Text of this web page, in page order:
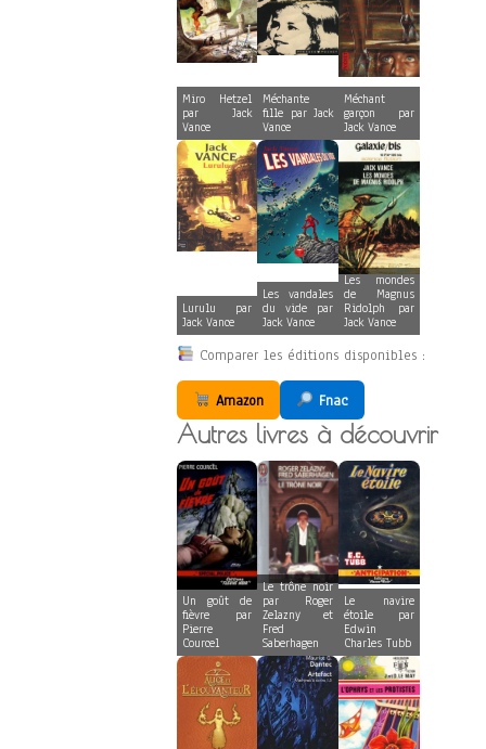
Miro Hetzel
par Jack
Vance
Méchante
fille par Jack
Vance
Méchant
garçon par
Jack Vance
Lurulu par
Jack Vance
Les vandales
du vide par
Jack Vance
Les mondes
de Magnus
Ridolph par
Jack Vance
Comparer les éditions disponibles :
Amazon Fnac
Autres livres à découvrir
Un goût de
fièvre par
Pierre
Courcel
Le trône noir
par Roger
Zelazny et
Fred
Saberhagen
Le navire
étoile par
Edwin
Charles Tubb